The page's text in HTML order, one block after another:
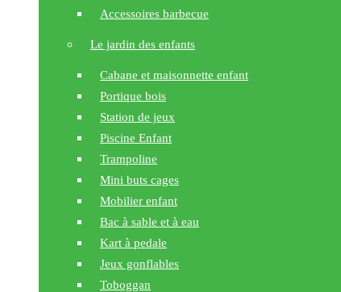
Accessoires barbecue
Le jardin des enfants
Cabane et maisonnette enfant
Portique bois
Station de jeux
Piscine Enfant
Trampoline
Mini buts cages
Mobilier enfant
Bac à sable et à eau
Kart à pedale
Jeux gonflables
Toboggan